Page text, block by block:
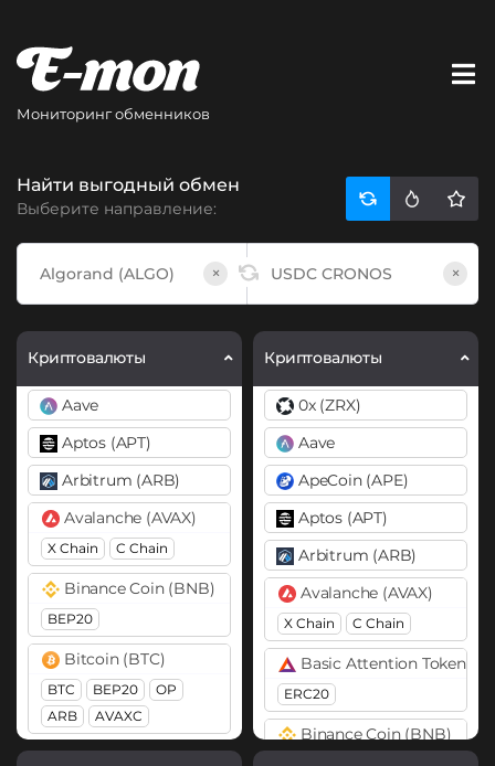
Мониторинг обменников
Найти выгодный обмен
Выберите направление:
× ×
Криптовалюты
Aave
Aptos (APT)
Arbitrum (ARB)
Avalanche (AVAX)
X Chain C Chain
Binance Coin (BNB)
BEP20
Bitcoin (BTC)
BTC BEP20
OP
ARB
AVAXC
Криптовалюты
0x (ZRX)
Aave
ApeCoin (APE)
Aptos (APT)
Arbitrum (ARB)
Avalanche (AVAX)
X Chain C Chain
Basic Attention Token
ERC20
Binance Coin (BNB)